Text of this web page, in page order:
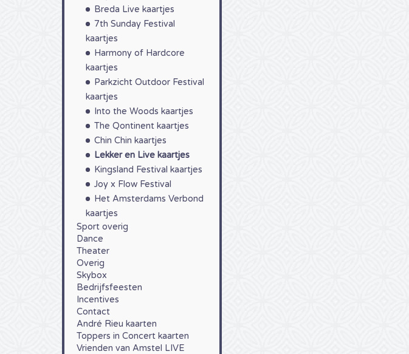
Breda Live kaartjes
7th Sunday Festival
kaartjes
Harmony of Hardcore
kaartjes
Parkzicht Outdoor Festival
kaartjes
Into the Woods kaartjes
The Qontinent kaartjes
Chin Chin kaartjes
Lekker en Live kaartjes
Kingsland Festival kaartjes
Joy x Flow Festival
Het Amsterdams Verbond
kaartjes
Sport overig
Dance
Theater
Overig
Skybox
Bedrijfsfeesten
Incentives
Contact
André Rieu kaarten
Toppers in Concert kaarten
Vrienden van Amstel LIVE